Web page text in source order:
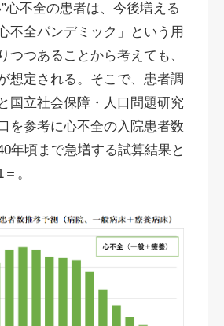
心不全の患者は、今後増える
不全パンデミック」という用
つつあることから考えても、
想定される。そこで、患者調
国立社会保障・人口問題研究
を参考に心不全の入院患者数
年頃まで急増する試算結果と
。